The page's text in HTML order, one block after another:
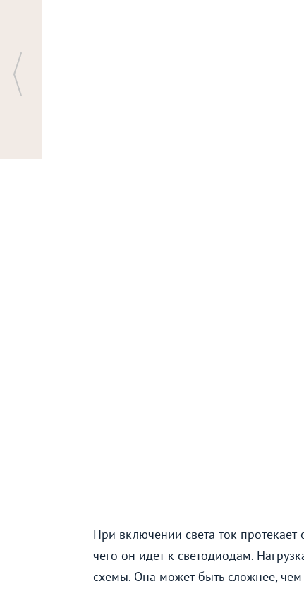
При включении света ток
чего он идёт к светодиодам.
схемы. Она может быть сложнее,